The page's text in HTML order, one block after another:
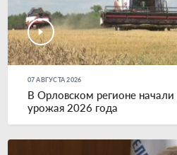
07 АВГУСТА 2026
В Орловском регионе начали
урожая 2026 года